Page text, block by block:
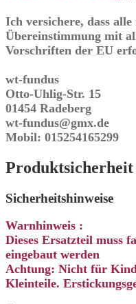
Ich versichere, dass
Übereinstimmung mit
Vorschriften der EU
wt-fundus
Otto-Uhlig-Str. 15
01454 Radeberg
wt-fundus@gmx.de
Mobil: 015254165299
Produktsicherheit
Sicherheitshinweise
Warnhinweis :
Dieses Ersatzteil muss
eingebaut werden
Achtung: Nicht für
Kleinteile.